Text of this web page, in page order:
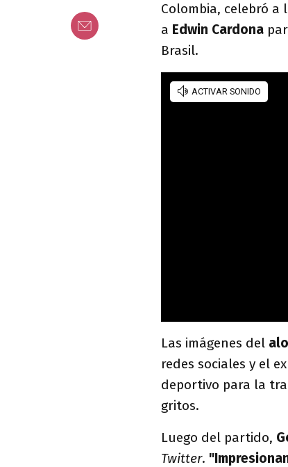
Colombia, celebró a
a Edwin Cardona
Brasil.
Las imágenes del
redes sociales y el
deportivo para la
gritos.
Luego del partido,
Twitter.